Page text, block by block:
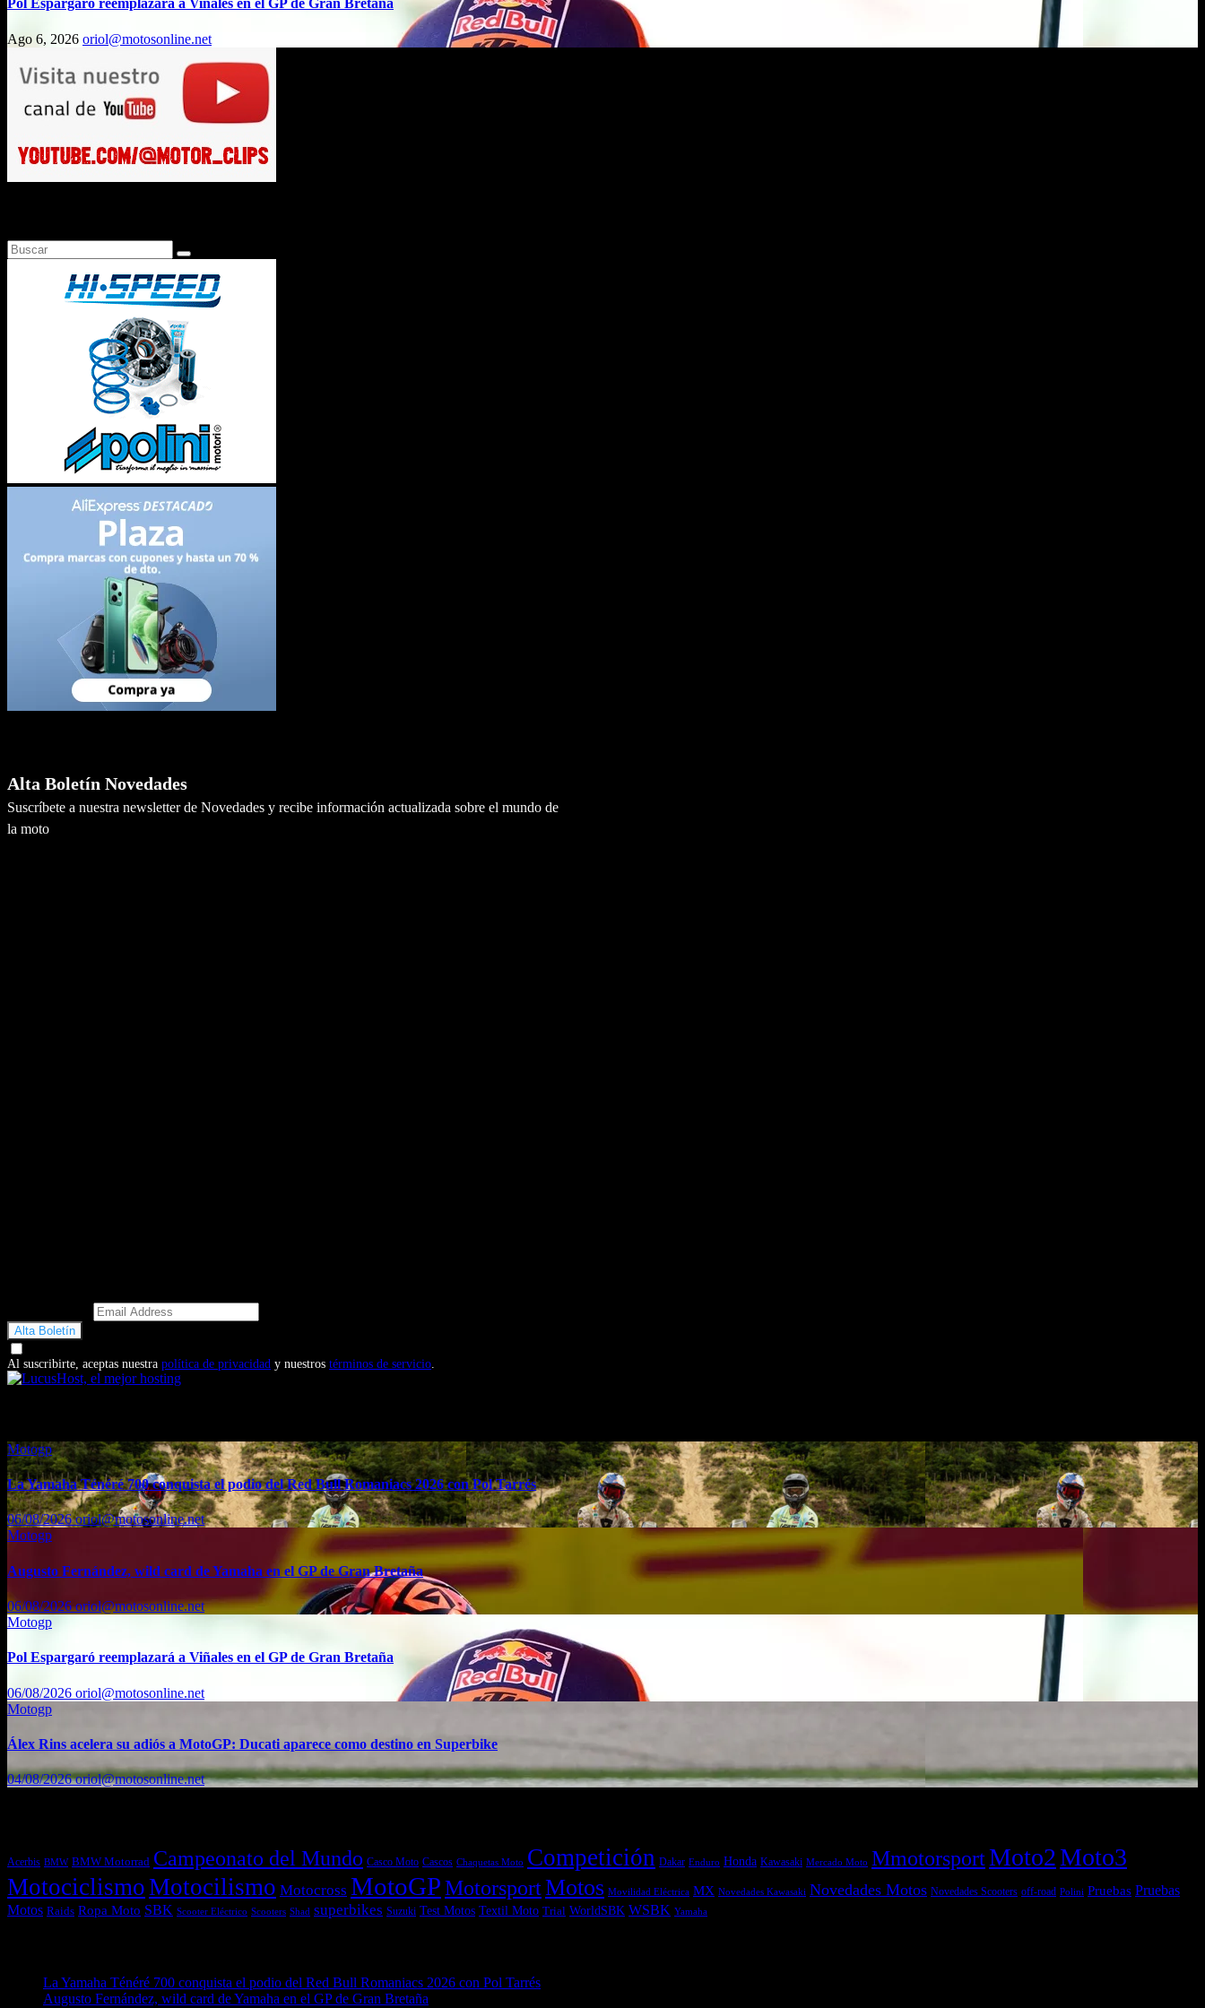
Pol Espargaró reemplazará a Viñales en el GP de Gran Bretaña
Ago 6, 2026 oriol@motosonline.net
Alta Boletín Novedades
Suscríbete a nuestra newsletter de Novedades y recibe información actualizada sobre el mundo de
la moto
Al suscribirte, aceptas nuestra política de privacidad y nuestros términos de servicio.
Motogp
La Yamaha Ténéré 700 conquista el podio del Red Bull Romaniacs 2026 con Pol Tarrés
06/08/2026oriol@motosonline.net
Motogp
Augusto Fernández, wild card de Yamaha en el GP de Gran Bretaña
06/08/2026oriol@motosonline.net
Motogp
Pol Espargaró reemplazará a Viñales en el GP de Gran Bretaña
06/08/2026 oriol@motosonline.net
Motogp
Álex Rins acelera su adiós a MotoGP: Ducati aparece como destino en Superbike
04/08/2026oriol@motosonline.net
Acerbis BMW BMW Motorrad Campeonato del Mundo Casco Moto Cascos Chaquetas Moto Competición Dakar Enduro Honda Kawasaki Mercado Moto MmotorsportMoto2Moto3
MotociclismoMotocilismo Motocross MotoGPMotorsportMotos Movilidad Eléctrica MX Novedades Kawasaki Novedades Motos Novedades Scooters off-road Polini Pruebas Pruebas
Motos Raids Ropa Moto SBK Scooter Eléctrico Scooters Shad superbikes Suzuki Test Motos Textil Moto Trial WorldSBK WSBK Yamaha
La Yamaha Ténéré 700 conquista el podio del Red Bull Romaniacs 2026 con Pol Tarrés
Augusto Fernández, wild card de Yamaha en el GP de Gran Bretaña